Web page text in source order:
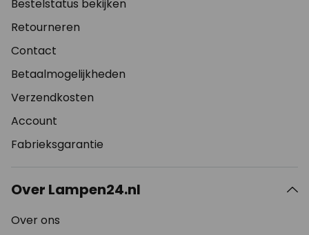
Bestelstatus bekijken
Retourneren
Contact
Betaalmogelijkheden
Verzendkosten
Account
Fabrieksgarantie
Over Lampen24.nl
Over ons